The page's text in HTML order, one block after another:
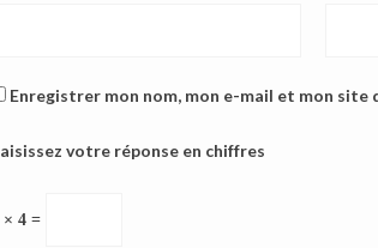
Enregistrer mon nom, mon e-mail et mon
votre réponse en chiffres
× 4 =